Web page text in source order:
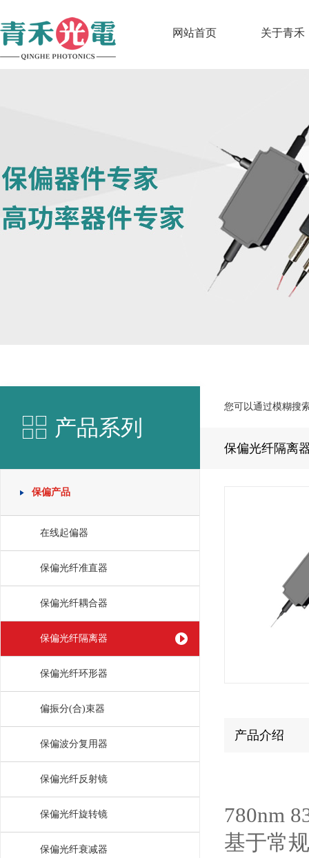
网站首页 关于青禾
产品系列
保偏产品
在线起偏器
保偏光纤准直器
保偏光纤耦合器
保偏光纤隔离器
保偏光纤环形器
偏振分(合)束器
保偏波分复用器
保偏光纤反射镜
保偏光纤旋转镜
保偏光纤衰减器
您可以通过模糊搜
保偏光纤隔离
产品介绍
780nm
基于常